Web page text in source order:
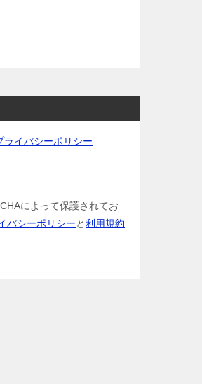
ライバシーポリシー
によって保護されてお
バシーポリシーと利用規約